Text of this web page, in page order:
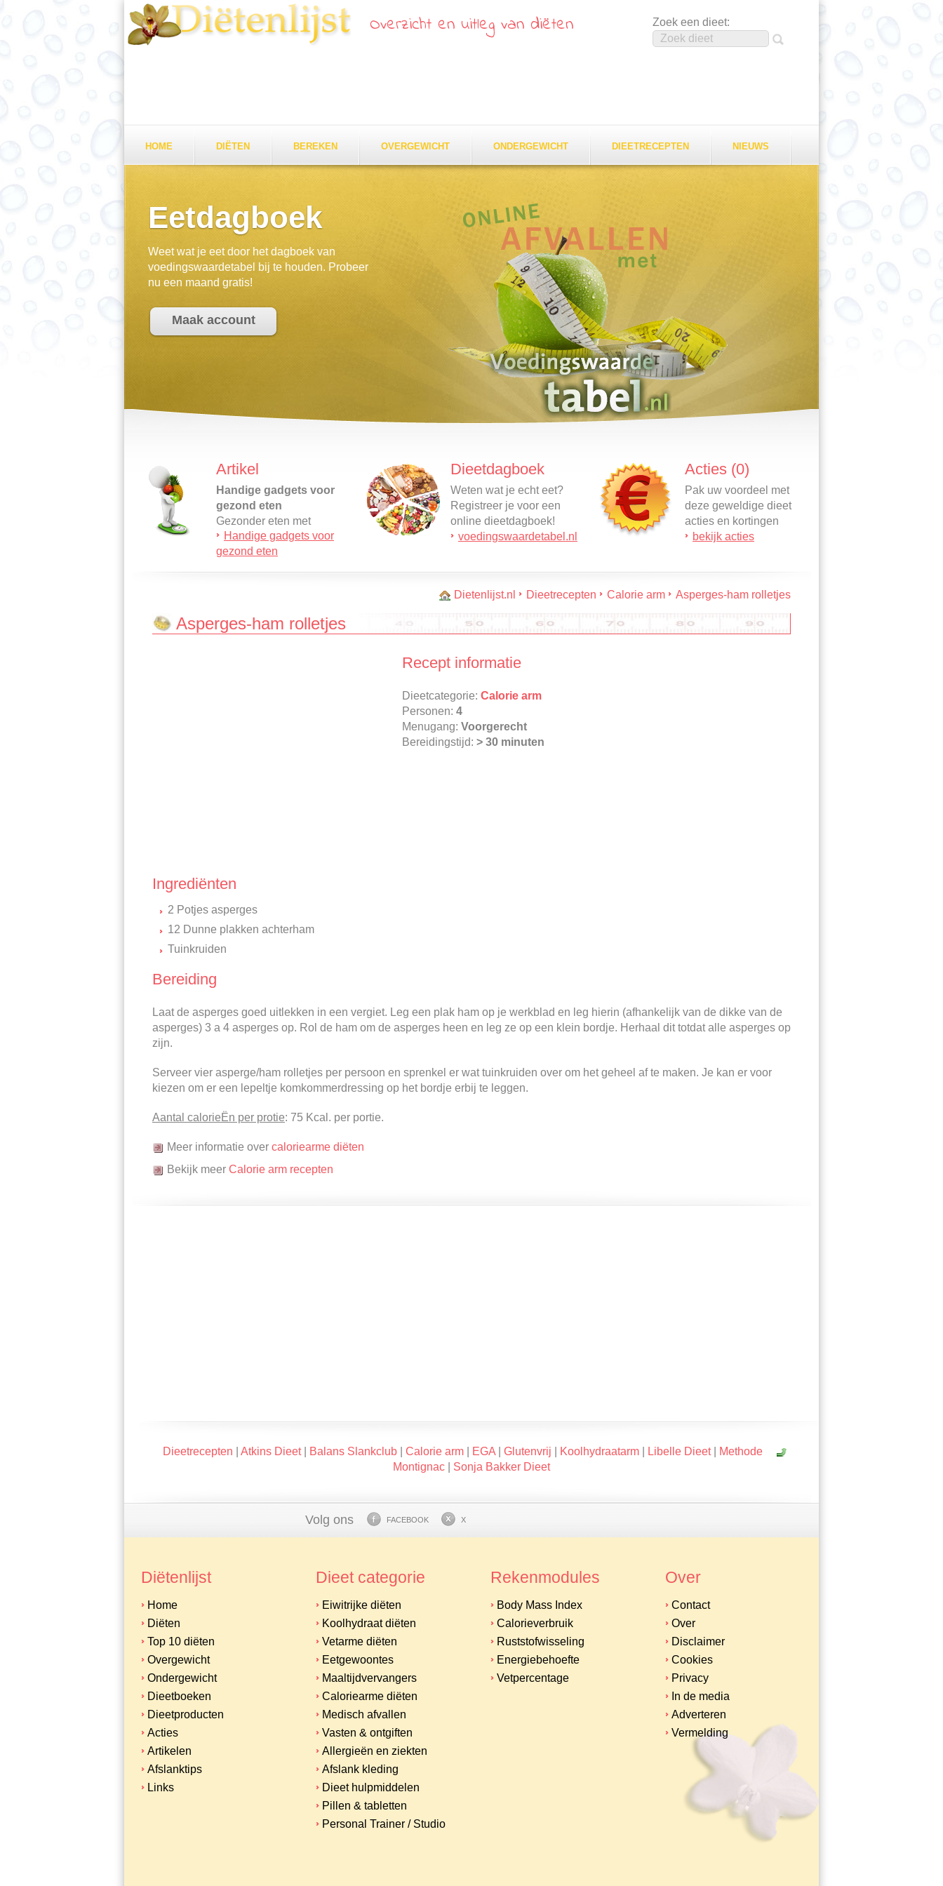
Overzicht en uitleg van diëten Zoek een dieet:
HOME DIËTEN BEREKEN OVERGEWICHT ONDERGEWICHT DIEETRECEPTEN NIEUWS
Eetdagboek
Weet wat je eet door het dagboek van
voedingswaardetabel bij te houden. Probeer
nu een maand gratis!
Maak account
Artikel
Handige gadgets voor
gezond eten
Gezonder eten met
handige
keukenmachines? Lees
Handige gadgets voor
gezond eten
Dieetdagboek
Weten wat je echt eet?
Registreer je voor een
online dieetdagboek!
voedingswaardetabel.nl
Acties (0)
Pak uw voordeel met
deze geweldige dieet
acties en kortingen
bekijk acties
Dietenlijst.nl Dieetrecepten Calorie arm Asperges-ham rolletjes
Asperges-ham rolletjes
Recept informatie
Dieetcategorie: Calorie arm
Personen: 4
Menugang: Voorgerecht
Bereidingstijd: > 30 minuten
Ingrediënten
2 Potjes asperges
12 Dunne plakken achterham
Tuinkruiden
Bereiding
Laat de asperges goed uitlekken in een vergiet. Leg een plak ham op je werkblad en leg hierin (afhankelijk van de dikke van de
asperges) 3 a 4 asperges op. Rol de ham om de asperges heen en leg ze op een klein bordje. Herhaal dit totdat alle asperges op
zijn.
Serveer vier asperge/ham rolletjes per persoon en sprenkel er wat tuinkruiden over om het geheel af te maken. Je kan er voor
kiezen om er een lepeltje komkommerdressing op het bordje erbij te leggen.
Aantal calorieËn per protie: 75 Kcal. per portie.
Meer informatie over caloriearme diëten
Bekijk meer Calorie arm recepten
Dieetrecepten Atkins Dieet| Balans Slankclub| Calorie arm| EGA| Glutenvrij Koolhydraatarm| Libelle Dieet|
Methode
Montignac
Sonja Bakker Dieet
Volg ons FACEBOOK X
Diëtenlijst
Home
Diëten
Top 10 diëten
Overgewicht
Ondergewicht
Dieetboeken
Dieetproducten
Acties
Artikelen
Afslanktips
Links
Dieet categorie
Eiwitrijke diëten
Koolhydraat diëten
Vetarme diëten
Eetgewoontes
Maaltijdvervangers
Caloriearme diëten
Medisch afvallen
Vasten & ontgiften
Allergieën en ziekten
Afslank kleding
Dieet hulpmiddelen
Pillen & tabletten
Personal Trainer / Studio
Rekenmodules
Body Mass Index
Calorieverbruik
Ruststofwisseling
Energiebehoefte
Vetpercentage
Over
Contact
Over
Disclaimer
Cookies
Privacy
In de media
Adverteren
Vermelding